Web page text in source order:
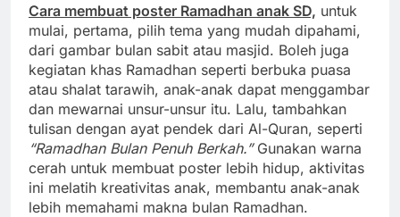
Cara membuat poster Ramadhan anak SD, untuk
mulai, pertama, pilih tema yang mudah dipahami,
dari gambar bulan sabit atau masjid. Boleh juga
kegiatan khas Ramadhan seperti berbuka puasa
atau shalat tarawih, anak-anak dapat menggambar
dan mewarnai unsur-unsur itu. Lalu, tambahkan
tulisan dengan ayat pendek dari Al-Quran, seperti
“Ramadhan Bulan Penuh Berkah.”Gunakan warna
cerah untuk membuat poster lebih hidup, aktivitas
ini melatih kreativitas anak, membantu anak-anak
lebih memahami makna bulan Ramadhan.